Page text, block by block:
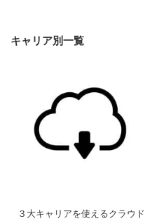
キャリア別一覧
３大キャリアを使えるクラウド